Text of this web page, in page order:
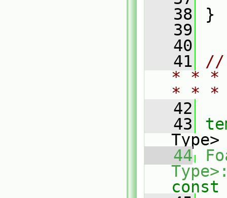
   38
}
   39
   40
   41
//
* * *
* *
   42
   43
Type>
   44
const